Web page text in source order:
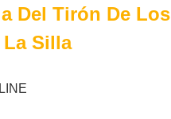
Del Tirón De Los
La Silla